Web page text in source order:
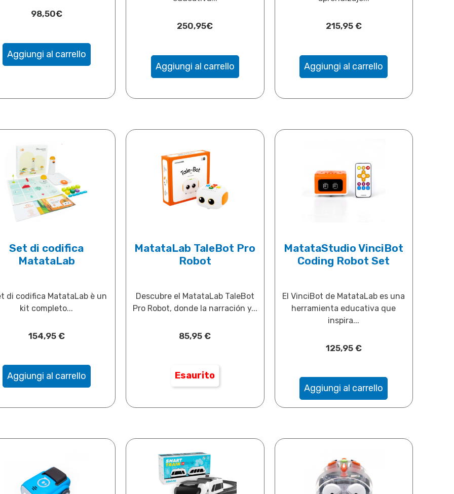
98,50€
Aggiungi al carrello
250,95€
Aggiungi al carrello
215,95 €
Aggiungi al carrello
Set di codifica
MatataLab
di codifica MatataLab è un
kit completo...
154,95 €
Aggiungi al carrello
MatataLab TaleBot Pro
Robot
Descubre el MatataLab TaleBot
Pro Robot, donde la narración y...
85,95€
Esaurito
MatataStudio VinciBot
Coding Robot Set
El VinciBot de MatataLab es una
herramienta educativa que
inspira...
125,95 €
Aggiungi al carrello